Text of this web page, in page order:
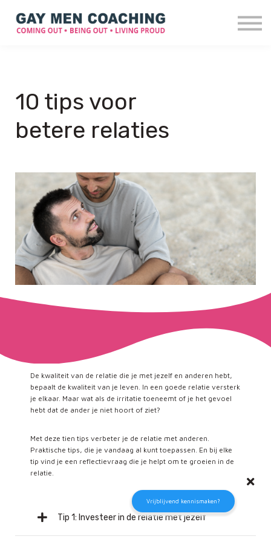
Over mij
Login
10 tips voor
betere relaties
De kwaliteit van de relatie die je met jezelf en anderen hebt,
bepaalt de kwaliteit van je leven. In een goede relatie versterk
je elkaar. Maar wat als de irritatie toeneemt of je het gevoel
hebt dat de ander je niet hoort of ziet?
Met deze tien tips verbeter je de relatie met anderen.
Praktische tips, die je vandaag al kunt toepassen. En bij elke
tip vind je een reflectievraag die je helpt om te groeien in de
relatie.
Tip 1: Investeer in de relatie met jezelf
Vrijblijvend kennismaken?